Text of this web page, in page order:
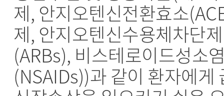
제, 안지오텐신전환효소
제, 안지오텐신수용체차단제
(ARBs), 비스테로이드성소
(NSAIDs))과 같이 환자에게